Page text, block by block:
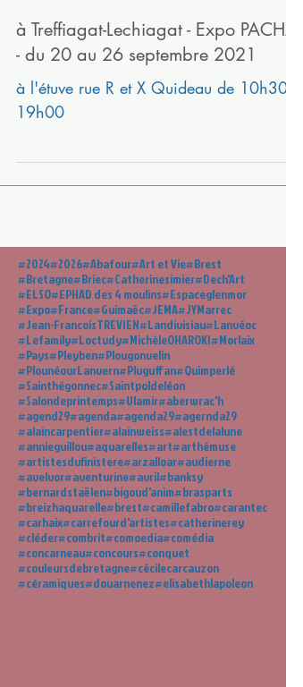
à Treffiagat-Lechiagat - Expo PACHA
- du 20 au 26 septembre 2021
#2024#2026#Abafour#Art et Vie#Brest
#Bretagne#Briec#Catherinesimier#Dech'Art
#ELSO#EPHAD des 4 moulins#Espaceglenmor
#Expo#France#Guimaëc#JEMA#JYMarrec
#Jean-FrancoisTREVIEN#Landivisiau
#Lefamily#Loctudy#MichèleOHAROKI#Morlaix
#Pays#Pleyben#Plougonvelin
#PlounéourLanvern#Pluguffan#Quimperlé
#Sainthégonnec#Saintpoldeléon
#Salondeprintemps#Ulamir#aberwrac'h
#agend29#agenda#agenda29#agernda29
#alaincarpentier#alainweiss#alestdelalune
#annieguillou#aquarelles#art#arthémuse
#artistesdufinistere#arzalloar#audierne
#avelvor#aventurine#avril#banksy
#bernardstaëlen#bigoud'anim#brasparts
#breizhaquarelle#brest#camillefabro#carantec
#carhaix#carrefourd'artistes#catherinerey